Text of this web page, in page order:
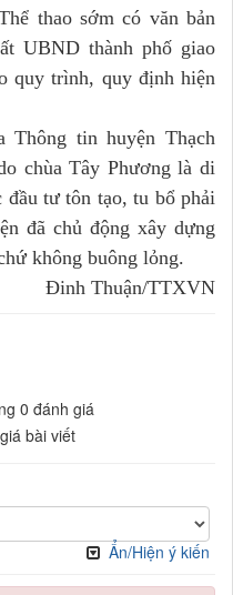
thao sớm có văn bản
UBND thành phố giao
quy trình, quy định hiện
Thông tin huyện Thạch
chùa Tây Phương là di
tư tôn tạo, tu bổ phải
đã chủ động xây dựng
không buông lỏng.
Đinh Thuận/TTXVN
0 đánh giá
bài viết
Ẩn/Hiện ý kiến